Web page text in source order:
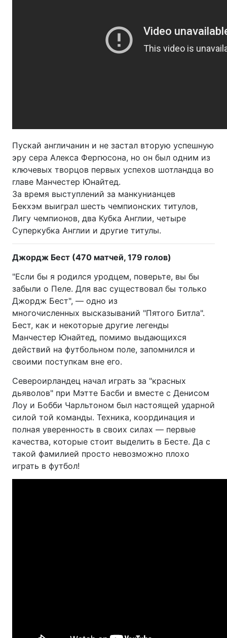
Пускай англичанин и не застал вторую успешную
эру сера Алекса Фергюсона, но он был одним из
ключевых творцов первых успехов шотландца во
главе Манчестер Юнайтед.
За время выступлений за манкунианцев
Бекхэм выиграл шесть чемпионских титулов,
Лигу чемпионов, два Кубка Англии, четыре
Суперкубка Англии и другие титулы.
Джордж Бест (470 матчей, 179 голов)
"Если бы я родился уродцем, поверьте, вы бы
забыли о Пеле. Для вас существовал бы только
Джордж Бест", — одно из
многочисленных высказываний "Пятого Битла".
Бест, как и некоторые другие легенды
Манчестер Юнайтед, помимо выдающихся
действий на футбольном поле, запомнился и
своими поступкам вне его.
Североирландец начал играть за "красных
дьяволов" при Мэтте Басби и вместе с Денисом
Лоу и Бобби Чарльтоном был настоящей ударной
силой той команды. Техника, координация и
полная уверенность в своих силах — первые
качества, которые стоит выделить в Бесте. Да с
такой фамилией просто невозможно плохо
играть в футбол!